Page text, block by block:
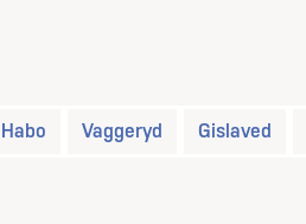
Habo Vaggeryd Gislaved